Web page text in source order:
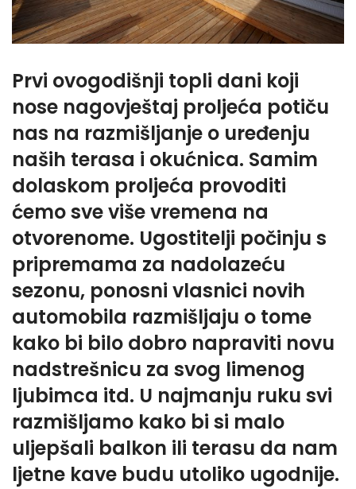
Prvi ovogodišnji topli dani koji
nose nagovještaj proljeća potiču
nas na razmišljanje o uređenju
naših terasa i okućnica. Samim
dolaskom proljeća provoditi
ćemo sve više vremena na
otvorenome. Ugostitelji počinju s
pripremama za nadolazeću
sezonu, ponosni vlasnici novih
automobila razmišljaju o tome
kako bi bilo dobro napraviti novu
nadstrešnicu za svog limenog
ljubimca itd. U najmanju ruku svi
razmišljamo kako bi si malo
uljepšali balkon ili terasu da nam
ljetne kave budu utoliko ugodnije.